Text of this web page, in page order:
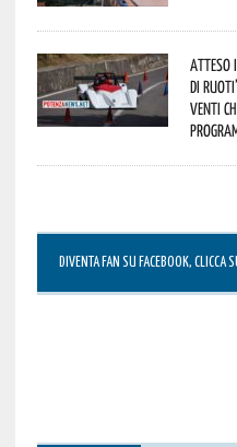
Atteso
di
venti
DIVENTA FAN SU FACEBOOK, CLICCA